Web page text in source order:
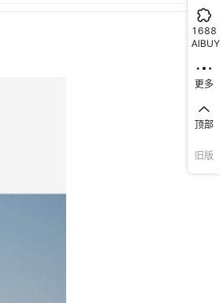
1688
AIBUY
更多
顶部
旧版